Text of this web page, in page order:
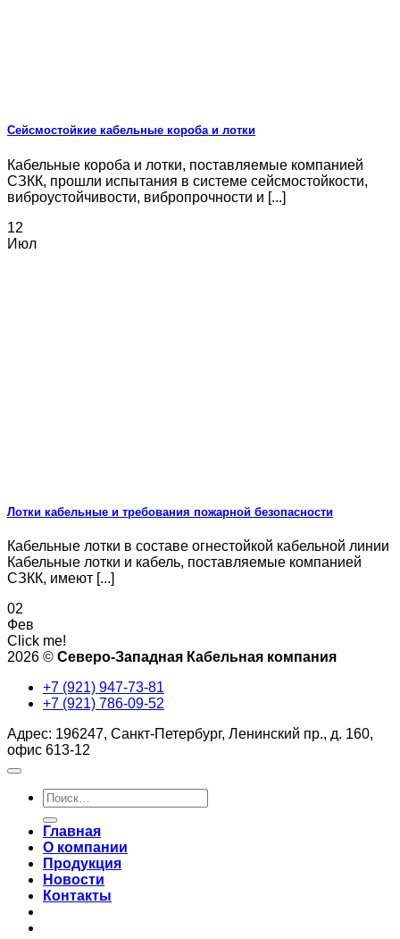
Сейсмостойкие кабельные короба и лотки
Кабельные короба и лотки, поставляемые компанией
СЗКК, прошли испытания в системе сейсмостойкости,
виброустойчивости, вибропрочности и [...]
12
Июл
Лотки кабельные и требования пожарной безопасности
Кабельные лотки в составе огнестойкой кабельной линии
Кабельные лотки и кабель, поставляемые компанией
СЗКК, имеют [...]
02
Фев
Click me!
2026 © Северо-Западная Кабельная компания
+7 (921) 947-73-81
+7 (921) 786-09-52
Адрес: 196247, Санкт-Петербург, Ленинский пр., д. 160,
офис 613-12
Искать:
Главная
О компании
Продукция
Новости
Контакты